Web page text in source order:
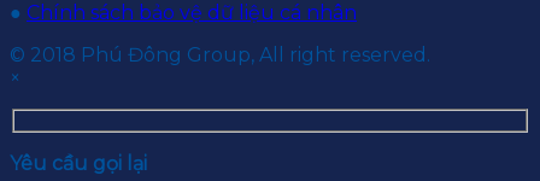
● Chính sách bảo vệ dữ liệu cá nhân
© 2018 Phú Đông Group, All right reserved.
×
Yêu cầu gọi lại